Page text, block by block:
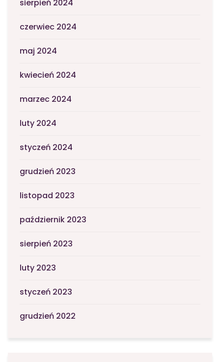
sierpień 2024
czerwiec 2024
maj 2024
kwiecień 2024
marzec 2024
luty 2024
styczeń 2024
grudzień 2023
listopad 2023
październik 2023
sierpień 2023
luty 2023
styczeń 2023
grudzień 2022